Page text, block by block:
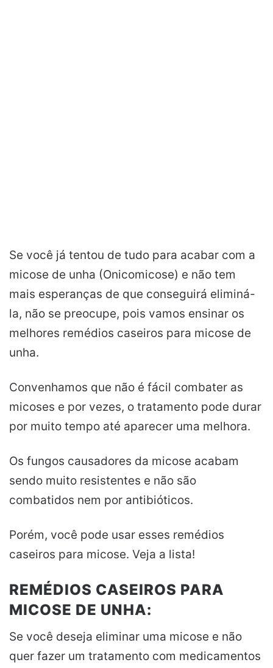
Se você já tentou de tudo para acabar com a
micose de unha (Onicomicose) e não tem
mais esperanças de que conseguirá eliminá-
la, não se preocupe, pois vamos ensinar os
melhores remédios caseiros para micose de
unha.
Convenhamos que não é fácil combater as
micoses e por vezes, o tratamento pode durar
por muito tempo até aparecer uma melhora.
Os fungos causadores da micose acabam
sendo muito resistentes e não são
combatidos nem por antibióticos.
Porém, você pode usar esses remédios
caseiros para micose. Veja a lista!
REMÉDIOS CASEIROS PARA
MICOSE DE UNHA:
Se você deseja eliminar uma micose e não
quer fazer um tratamento com medicamentos